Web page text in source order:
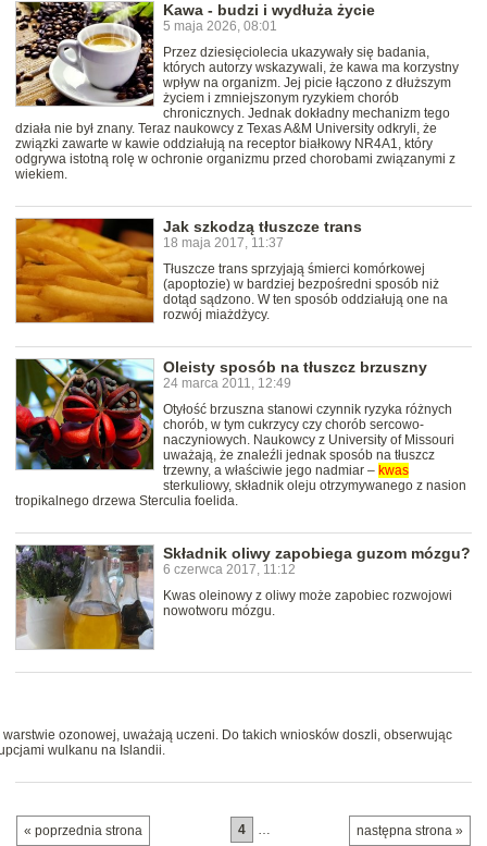
Kawa - budzi i wydłuża życie
5 maja 2026, 08:01
Przez dziesięciolecia ukazywały się badania,
których autorzy wskazywali, że kawa ma korzystny
wpływ na organizm. Jej picie łączono z dłuższym
życiem i zmniejszonym ryzykiem chorób
chronicznych. Jednak dokładny mechanizm tego
działa nie był znany. Teraz naukowcy z Texas A&M University odkryli, że
związki zawarte w kawie oddziałują na receptor białkowy NR4A1, który
odgrywa istotną rolę w ochronie organizmu przed chorobami związanymi z
wiekiem.
Jak szkodzą tłuszcze trans
18 maja 2017, 11:37
Tłuszcze trans sprzyjają śmierci komórkowej
(apoptozie) w bardziej bezpośredni sposób niż
dotąd sądzono. W ten sposób oddziałują one na
rozwój miażdżycy.
Oleisty sposób na tłuszcz brzuszny
24 marca 2011, 12:49
Otyłość brzuszna stanowi czynnik ryzyka różnych
chorób, w tym cukrzycy czy chorób sercowo-
naczyniowych. Naukowcy z University of Missouri
uważają, że znaleźli jednak sposób na tłuszcz
trzewny, a właściwie jego nadmiar – kwas
sterkuliowy, składnik oleju otrzymywanego z nasion
tropikalnego drzewa Sterculia foelida.
Składnik oliwy zapobiega guzom mózgu?
6 czerwca 2017, 11:12
Kwas oleinowy z oliwy może zapobiec rozwojowi
nowotworu mózgu.
ozonowej, uważają uczeni. Do takich wniosków doszli, obserwując
wulkanu na Islandii.
« poprzednia strona następna strona »
4 …